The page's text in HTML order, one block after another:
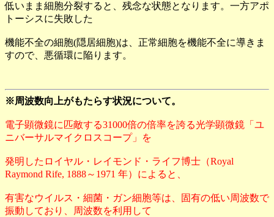
低いまま細胞分裂すると、残念な状態となります。一方アポ
トーシスに失敗した
機能不全の細胞(隠居細胞)は、正常細胞を機能不全に導きま
すので、悪循環に陥ります。
※周波数向上がもたらす状況について。
電子顕微鏡に匹敵する31000倍の倍率を誇る光学顕微鏡「ユ
ニバーサルマイクロスコープ」を
発明したロイヤル・レイモンド・ライフ博士（Royal
Raymond Rife, 1888～1971 年）によると、
有害なウイルス・細菌・ガン細胞等は、固有の低い周波数で
振動しており、周波数を利用して